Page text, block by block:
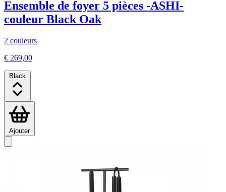
Ensemble de foyer 5 pièces -ASHI-
couleur Black Oak
2 couleurs
€ 269,00
Black
Ajouter